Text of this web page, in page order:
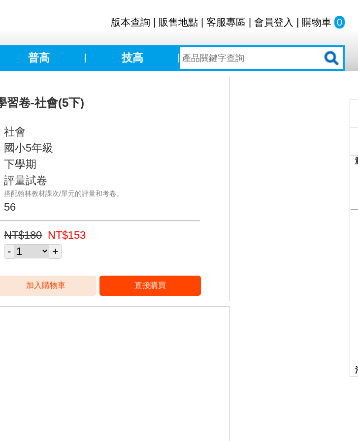
版本查詢 販售地點 客服專區 會員登入 購物車 0
普高 技高
習卷-社會(5下)
社會
國小5年級
下學期
評量試卷
搭配翰林教材課次/單元的評量和考卷。
56
NT$180 NT$153